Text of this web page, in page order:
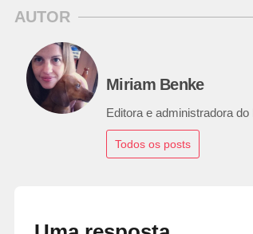
AUTOR
Miriam Benke
Editora e administradora
Todos os posts